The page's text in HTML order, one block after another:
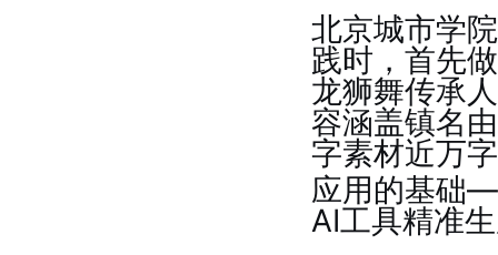
北京城市学
践时，首先
龙狮舞传承
容涵盖镇名
字素材近万
应用的基础
AI工具精准